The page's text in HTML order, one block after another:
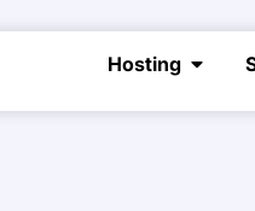
Hosting